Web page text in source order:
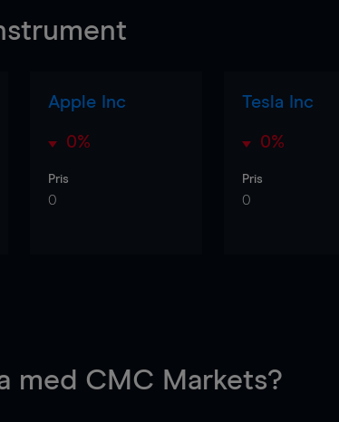
Apple Inc
0%
Pris
0
Tesla Inc
0%
Pris
0
med CMC Markets?